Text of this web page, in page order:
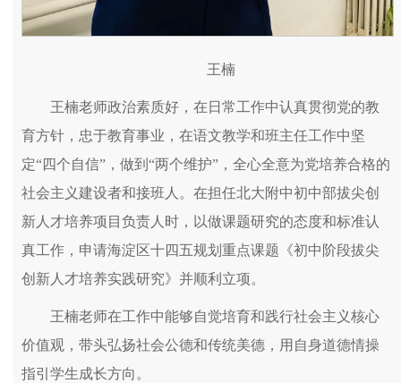
王楠
王楠老师政治素质好，在日常工作中认真贯彻党的教
育方针，忠于教育事业，在语文教学和班主任工作中坚
定“四个自信”，做到“两个维护”，全心全意为党培养合格的
社会主义建设者和接班人。在担任北大附中初中部拔尖创
新人才培养项目负责人时，以做课题研究的态度和标准认
真工作，申请海淀区十四五规划重点课题《初中阶段拔尖
创新人才培养实践研究》并顺利立项。
王楠老师在工作中能够自觉培育和践行社会主义核心
价值观，带头弘扬社会公德和传统美德，用自身道德情操
指引学生成长方向。